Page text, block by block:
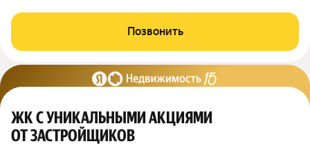
Позвонить
ЖК С УНИКАЛЬНЫМИ АКЦИЯМИ
ОТ ЗАСТРОЙЩИКОВ